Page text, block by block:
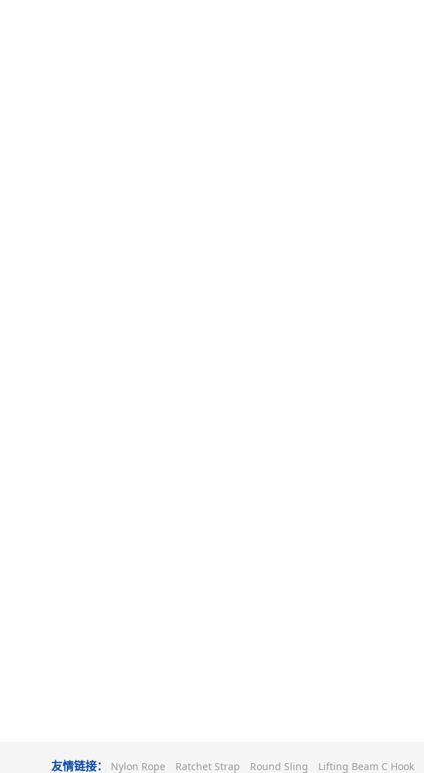
友情链接： Nylon Rope Ratchet Strap Round Sling Lifting Beam C Hook